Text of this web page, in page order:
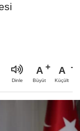
Dinle
A
Büyüt
A
Küçült